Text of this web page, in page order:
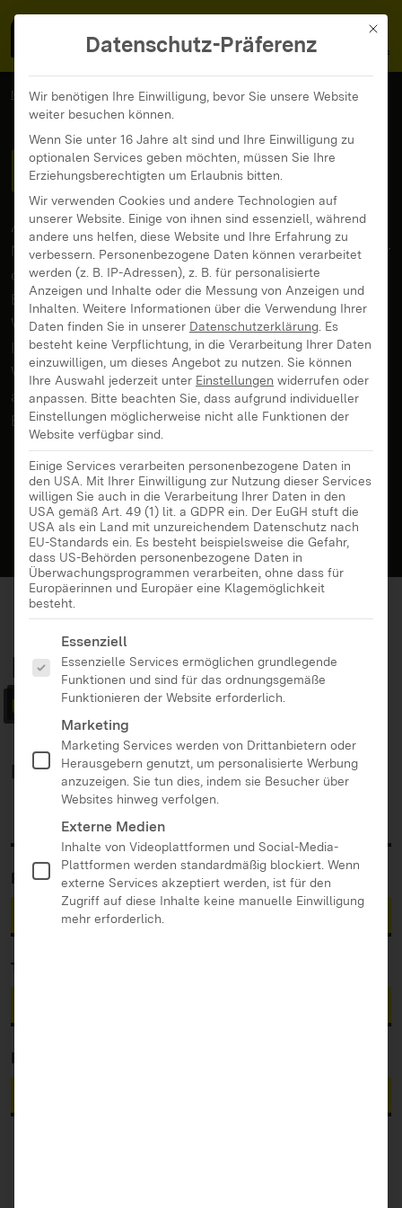
MENÜ
MedienFokus BW Aktuelle Themen News und Beiträge
News und Beiträge
Aktuelle Entwicklungen und spannende
Neuigkeiten aus der Welt der Medienbildung – Über
den Filter Beitragsart könnt ihr nach News und
Beiträgen filtern. Im BereichNews gibt’s das
Wichtigste auf einen Blick.
In denBeiträgengeht es in die Tiefe: Alle zwei
Wochen erscheint ein neuer Leitartikel zu einem
ausgewählten Thema, gemeinsam erarbeitet mit
Expert*innen aus Theorie und Praxis.
MedienFokus BW: News
und Beiträge
Filter:
Personengruppe
Eltern
Thema
Beitragsart
Mit
Datenschutz-Präferenz
Wir benötigen Ihre Einwilligung, bevor Sie unsere Website
weiter besuchen können.
Wenn Sie unter 16 Jahre alt sind und Ihre Einwilligung zu
optionalen Services geben möchten, müssen Sie Ihre
Erziehungsberechtigten um Erlaubnis bitten.
Wir verwenden Cookies und andere Technologien auf
unserer Website. Einige von ihnen sind essenziell, während
andere uns helfen, diese Website und Ihre Erfahrung zu
verbessern. Personenbezogene Daten können verarbeitet
werden (z. B. IP-Adressen), z. B. für personalisierte
Anzeigen und Inhalte oder die Messung von Anzeigen und
Inhalten. Weitere Informationen über die Verwendung Ihrer
Daten finden Sie in unserer Datenschutzerklärung Es
besteht keine Verpflichtung, in die Verarbeitung Ihrer Daten
einzuwilligen, um dieses Angebot zu nutzen. Sie können
Ihre Auswahl jederzeit unter Einstellungen widerrufen oder
anpassen. Bitte beachten Sie, dass aufgrund individueller
Einstellungen möglicherweise nicht alle Funktionen der
Website verfügbar sind.
Einige Services verarbeiten personenbezogene Daten in
den USA. Mit Ihrer Einwilligung zur Nutzung dieser Services
willigen Sie auch in die Verarbeitung Ihrer Daten in den
USA gemäß Art. 49 (1) lit. a GDPR ein. Der EuGH stuft die
USA als ein Land mit unzureichendem Datenschutz nach
EU-Standards ein. Es besteht beispielsweise die Gefahr,
dass US-Behörden personenbezogene Daten in
Überwachungsprogrammen verarbeiten, ohne dass für
Europäerinnen und Europäer eine Klagemöglichkeit
besteht.
Es folgt eine Liste der Service-Gruppen, für die eine
Essenziell
Essenzielle Services ermöglichen grundlegende
Funktionen und sind für das ordnungsgemäße
Funktionieren der Website erforderlich.
Marketing
Marketing Services werden von Drittanbietern oder
Herausgebern genutzt, um personalisierte Werbung
anzuzeigen. Sie tun dies, indem sie Besucher über
Websites hinweg verfolgen.
Externe Medien
Inhalte von Videoplattformen und Social-Media-
Plattformen werden standardmäßig blockiert. Wenn
externe Services akzeptiert werden, ist für den
Zugriff auf diese Inhalte keine manuelle Einwilligung
mehr erforderlich.